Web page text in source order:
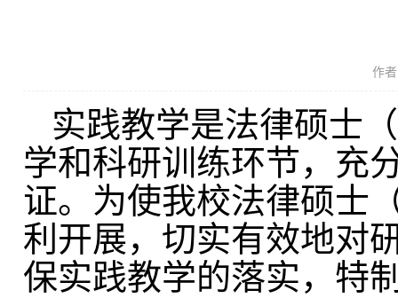
作
实践教学是法律硕士（
学和科研训练环节，充
证。为使我校法律硕士
利 开展，切实有效地对
保实践教学的落实，特